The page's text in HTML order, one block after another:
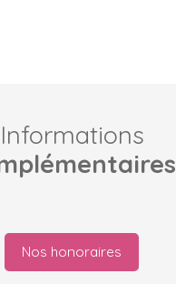
Informations
Nos honoraires